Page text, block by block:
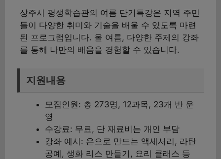
상주시 평생학습관의 여름 단기특강은 지역 주민
들이 다양한 취미와 기술을 배울 수 있도록 마련
된 프로그램입니다. 올 여름, 다양한 주제의 강좌
를 통해 나만의 배움을 경험할 수 있습니다.
지원내용
모집인원: 총 273명, 12과목, 23개 반 운
영
수강료: 무료, 단 재료비는 개인 부담
강좌 예시: 은으로 만드는 액세서리, 라탄
공예, 생화 리스 만들기, 요리 클래스 등